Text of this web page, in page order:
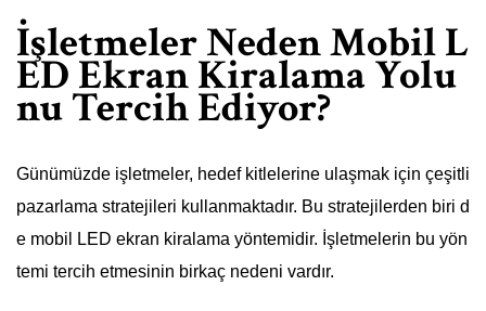
İşletmeler Neden Mobil L
ED Ekran Kiralama Yolu
nu Tercih Ediyor?
Günümüzde işletmeler, hedef kitlelerine ulaşmak için çeşitli
pazarlama stratejileri kullanmaktadır. Bu stratejilerden biri d
e mobil LED ekran kiralama yöntemidir. İşletmelerin bu yön
temi tercih etmesinin birkaç nedeni vardır.